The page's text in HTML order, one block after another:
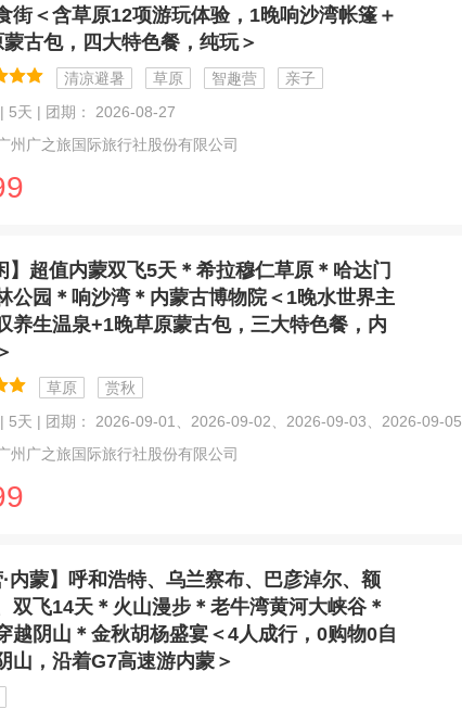
街＜含草原12项游玩体验，1晚响沙湾帐篷＋
古包，四大特色餐，纯玩＞
清凉避暑 草原 智趣营
亲子
5天 | 团期： 2026-08-27
州广之旅国际旅行社股份有限公司
】超值内蒙双飞5天＊希拉穆仁草原＊哈达门
公园＊响沙湾＊内蒙古博物院＜1晚水世界主
养生温泉+1晚草原蒙古包，三大特色餐，内
草原
赏秋
5天 | 团期： 2026-09-01、2026-09-02、2026-09-03、2026-09-05
州广之旅国际旅行社股份有限公司
·内蒙】呼和浩特、乌兰察布、巴彦淖尔、额
双飞14天＊火山漫步＊老牛湾黄河大峡谷＊
越阴山＊金秋胡杨盛宴＜4人成行，0购物0自
山，沿着G7高速游内蒙＞